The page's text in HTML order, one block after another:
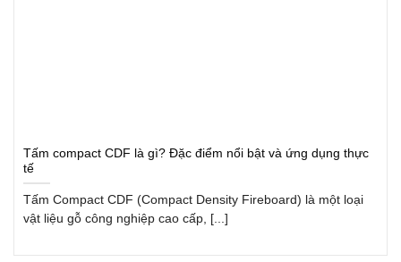
Tấm compact CDF là gì? Đặc điểm nổi bật và ứng dụng thực
tế
Tấm Compact CDF (Compact Density Fireboard) là một loại
vật liệu gỗ công nghiệp cao cấp, [...]